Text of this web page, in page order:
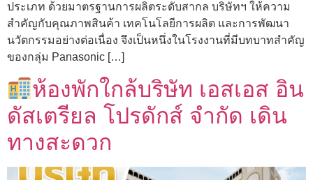
ประเภท ด้วยมาตรฐานการผลิตระดับสากล บริษัทฯ ให้ความ
สำคัญกับคุณภาพสินค้า เทคโนโลยีการผลิต และการพัฒนา
นวัตกรรมอย่างต่อเนื่อง จึงเป็นหนึ่งในโรงงานที่มีบทบาทสำคัญ
ของกลุ่ม Panasonic […]
ห้องพักใกล้บริษัท เอสเอส อิน
ดัสเตรียล โปรดักส์ จำกัด เดิน
ทางสะดวก